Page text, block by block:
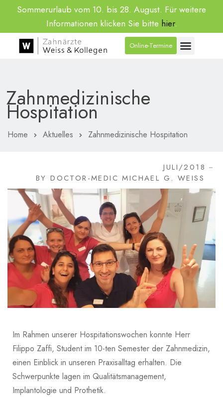
Sommerurlaub vom 10. bis 28. August. Für weitere
Informationen klicken Sie bitte hier.
Online-Termine
Zahnmedizinische
Hospitation
Home Aktuelles Zahnmedizinische Hospitation
JULI/2018
BYDOCTOR-MEDIC MICHAEL G. WEISS
Im Rahmen unserer Hospitationswochen konnte Herr
Filippo Zaffi, Student im 10-ten Semester der Zahnmedizin,
einen Einblick in unseren Praxisalltag erhalten. Die
Schwerpunkte lagen im Qualitätsmanagement,
Implantologie und Prothetik.